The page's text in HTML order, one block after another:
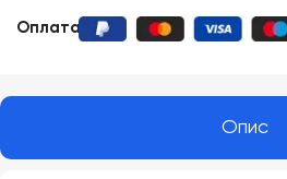
Оплата
Опис